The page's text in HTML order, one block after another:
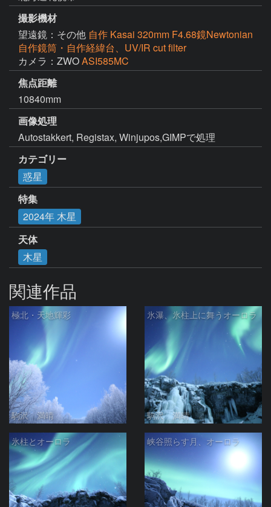
撮影機材
望遠鏡：その他 自作 Kasai 320mm F4.68鏡Newtonian
自作鏡筒・自作経緯台、UV/IR cut filter
カメラ：ZWOASI585MC
焦点距離
10840mm
画像処理
カテゴリー
惑星
特集
2024年 木星
天体
木星
関連作品
極北・天地輝彩
駒沢 満晴
氷瀑、氷柱上に舞うオーロラ
駒沢 満晴
氷柱とオーロラ 峡谷照らす月、オーロラ